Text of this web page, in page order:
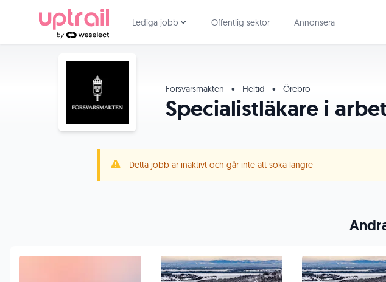
Lediga jobb Offentlig sektor Annonsera
Försvarsmakten • Heltid • Örebro
Specialistläkare i
Detta jobb är inaktivt och går inte att söka längre